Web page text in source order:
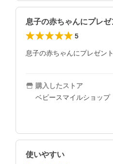
息子の赤ちゃんにプレ
5
息子の赤ちゃんにプレゼン
購入したストア
ベビースマイルショップ
使いやすい